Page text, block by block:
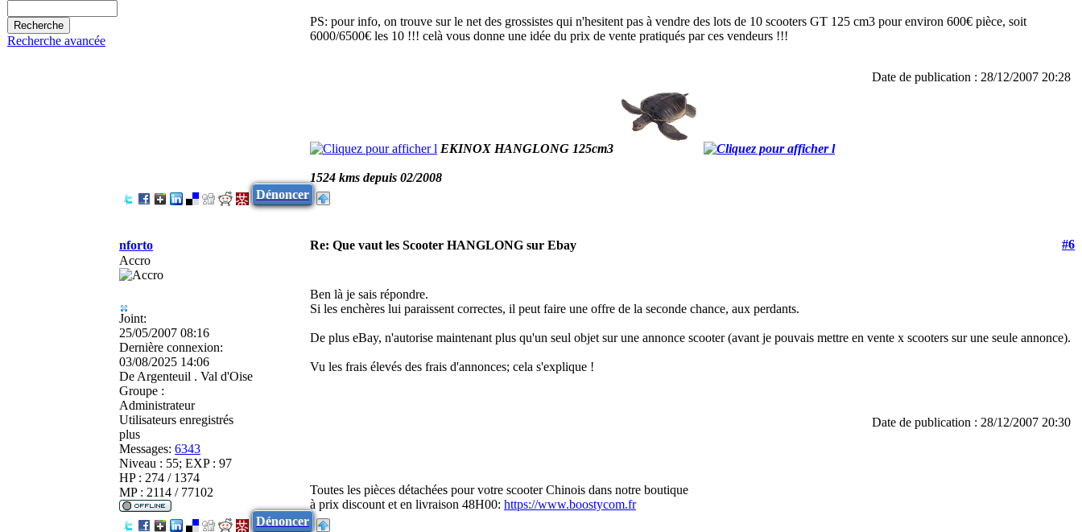
Recherche avancée
PS: pour info, on trouve sur le net des grossistes qui n'hesitent pas à vendre des lots de 10 scooters GT 125 cm3 pour environ 600€ pièce, soit
6000/6500€ les 10 !!! celà vous donne une idée du prix de vente pratiqués par ces vendeurs !!!
Date de publication : 28/12/2007 20:28
EKINOX HANGLONG 125cm3
1524 kms depuis 02/2008
Dénoncer
nforto Re: Que vaut les Scooter HANGLONG sur Ebay
#6
Accro
Joint:
25/05/2007 08:16
Dernière connexion:
03/08/2025 14:06
De Argenteuil . Val d'Oise
Groupe :
Administrateur
Utilisateurs enregistrés
plus
Messages: 6343
Niveau : 55; EXP : 97
HP : 274 / 1374
MP : 2114 / 77102
Ben là je sais répondre.
Si les enchères lui paraissent correctes, il peut faire une offre de la seconde chance, aux perdants.
De plus eBay, n'autorise maintenant plus qu'un seul objet sur une annonce scooter (avant je pouvais mettre en vente x scooters sur une seule annonce).
Vu les frais élevés des frais d'annonces; cela s'explique !
Date de publication : 28/12/2007 20:30
Toutes les pièces détachées pour votre scooter Chinois dans notre boutique
à prix discount et en livraison 48H00: https://www.boostycom.fr
Dénoncer